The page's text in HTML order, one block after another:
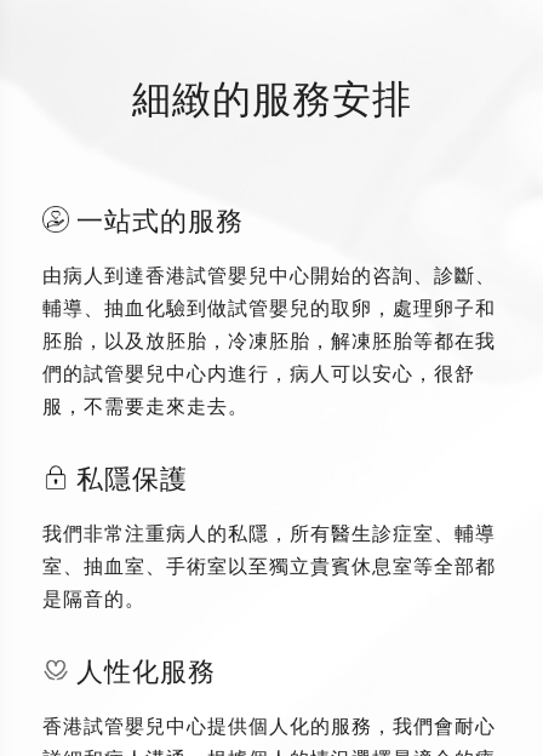
細緻的服務安排
一站式的服務
由病人到達香港試管嬰兒中心開始的咨詢、診斷、
輔導、抽血化驗到做試管嬰兒的取卵，處理卵子和
胚胎，以及放胚胎，冷凍胚胎，解凍胚胎等都在我
們的試管嬰兒中心内進行，病人可以安心，很舒
服，不需要走來走去。
私隱保護
我們非常注重病人的私隱，所有醫生診症室、輔導
室、抽血室、手術室以至獨立貴賓休息室等全部都
是隔音的。
人性化服務
香港試管嬰兒中心提供個人化的服務，我們會耐心